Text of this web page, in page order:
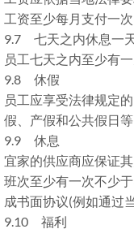
工资至少每月支付一
9.7 七天之内休息一
员工七天之内至少有一
9.8 休假
员工应享受法律规定
假、产假和公共假日等
9.9 休息
宜家的供应商应保证
班次至少有一次不少
成书面协议(例如通过
9.10 福利